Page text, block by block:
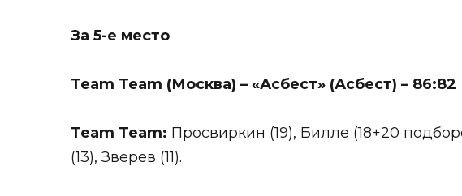
За 5-е место
Team Team (Москва) – «Асбест» (Асбест) – 86:82
Team Team: Просвиркин (19), Билле (18+20
(13), Зверев (11).